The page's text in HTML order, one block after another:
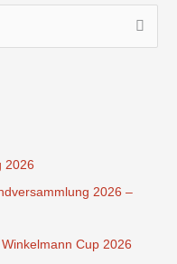
2026
2026 –
Cup 2026